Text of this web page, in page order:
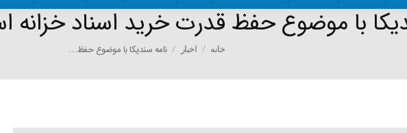
با موضوع حفظ قدرت خرید اسناد خزانه
You are here:
خانه اخبار نامه سندیکا با موضوع حفظ…